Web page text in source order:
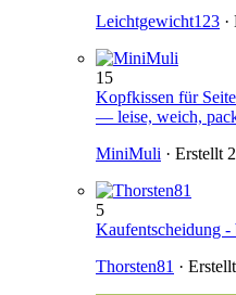
Leichtgewicht123
15
Kopfkissen für
— leise, weich,
MiniMuli · Erstellt
5
Kaufentscheidung
Thorsten81 · Erstellt